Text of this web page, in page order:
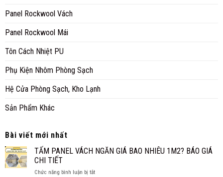
Panel Rockwool Vách
Panel Rockwool Mái
Tôn Cách Nhiệt PU
Phụ Kiện Nhôm Phòng Sạch
Hệ Cửa Phòng Sạch, Kho Lạnh
Sản Phẩm Khác
Bài viết mới nhất
TẤM PANEL VÁCH NGĂN GIÁ BAO NHIÊU 1M2? BÁO GIÁ
CHI TIẾT
Chức năng bình luận bị tắtở